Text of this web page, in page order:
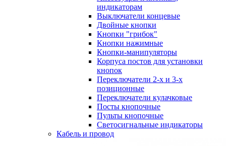
индикаторам
Выключатели концевые
Двойные кнопки
Кнопки "грибок"
Кнопки нажимные
Кнопки-манипуляторы
Корпуса постов для установки
кнопок
Переключатели 2-х и 3-х
позиционные
Переключатели кулачковые
Посты кнопочные
Пульты кнопочные
Светосигнальные индикаторы
Кабель и провод